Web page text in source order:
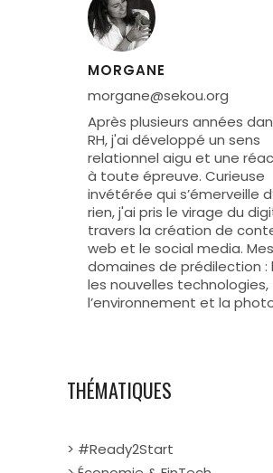
MORGANE
morgane@sekou.org
Après plusieurs années
RH, j'ai développé un sens
relationnel aigu et une
à toute épreuve. Curieuse
invétérée qui s’émerveille
rien, j'ai pris le virage du
travers la création de
web et le social media. Mes
domaines de prédilection :
les nouvelles technologies,
l’environnement et la
THÉMATIQUES
> #Ready2Start